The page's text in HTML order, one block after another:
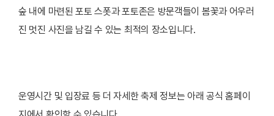
숲 내에 마련된 포토 스폿과 포토존은 방문객들이 봄꽃과 어우러
진 멋진 사진을 남길 수 있는 최적의 장소입니다.
운영시간 및 입장료 등 더 자세한 축제 정보는 아래 공식 홈페이